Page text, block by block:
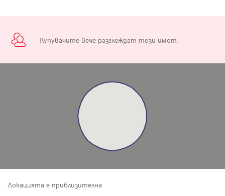
Купувачите вече разглеждат този имот.
Локацията е приблизителна